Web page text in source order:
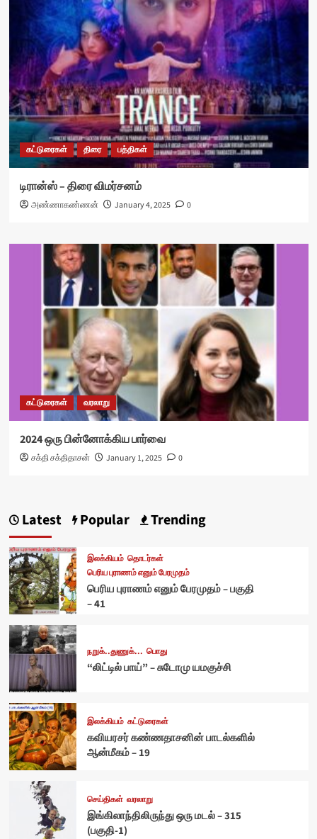
கட்டுரைகள் திரை பத்திகள்
டிரான்ஸ் – திரை விமர்சனம்
அண்ணாகண்ணன் January 4, 2025 0
கட்டுரைகள் வரலாறு
2024 ஒரு பின்னோக்கிய பார்வை
சக்தி சக்திதாசன் January 1, 2025 0
Latest Popular Trending
இலக்கியம் தொடர்கள்
பெரிய புராணம் எனும் பேரமுதம்
பெரிய புராணம் எனும் பேரமுதம் – பகுதி
– 41
நறுக்..துணுக்... பொது
“லிட்டில் பாய்” – சுடோமு யமகுச்சி
இலக்கியம் கட்டுரைகள்
கவியரசர் கண்ணதாசனின் பாடல்களில்
ஆன்மீகம் – 19
செய்திகள் வரலாறு
இங்கிலாந்திலிருந்து ஒரு மடல் – 315
(பகுதி-1)